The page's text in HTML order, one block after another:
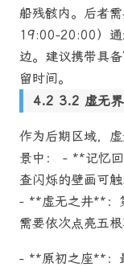
船残骸内。后者
19:00-20:00）通
边。建议携带具
留时间。
3.2 虚无
作为后期区域，
景中： - **记忆
查闪烁的壁画可触
- **虚无之井**：
需要依次点亮五根
- **原初之座**：